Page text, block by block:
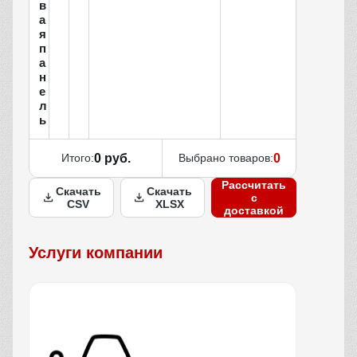
в
а
я
п
а
н
е
л
ь
Итого:0 руб. Выбрано товаров:0
Скачать
CSV
Скачать
XLSX
Рассчитать
с
доставкой
Услуги компании